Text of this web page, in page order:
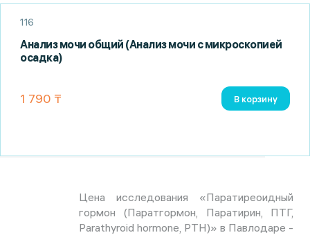
116
Анализ мочи общий (Анализ мочи с микроскопией
осадка)
1 790 ₸ В корзину
Цена исследования «Паратиреоидный
гормон (Паратгормон, Паратирин, ПТГ,
Parathyroid hormone, PTH)» в Павлодаре -